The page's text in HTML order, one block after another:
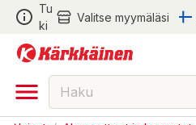
Tu
ki
Valitse myymäläsi